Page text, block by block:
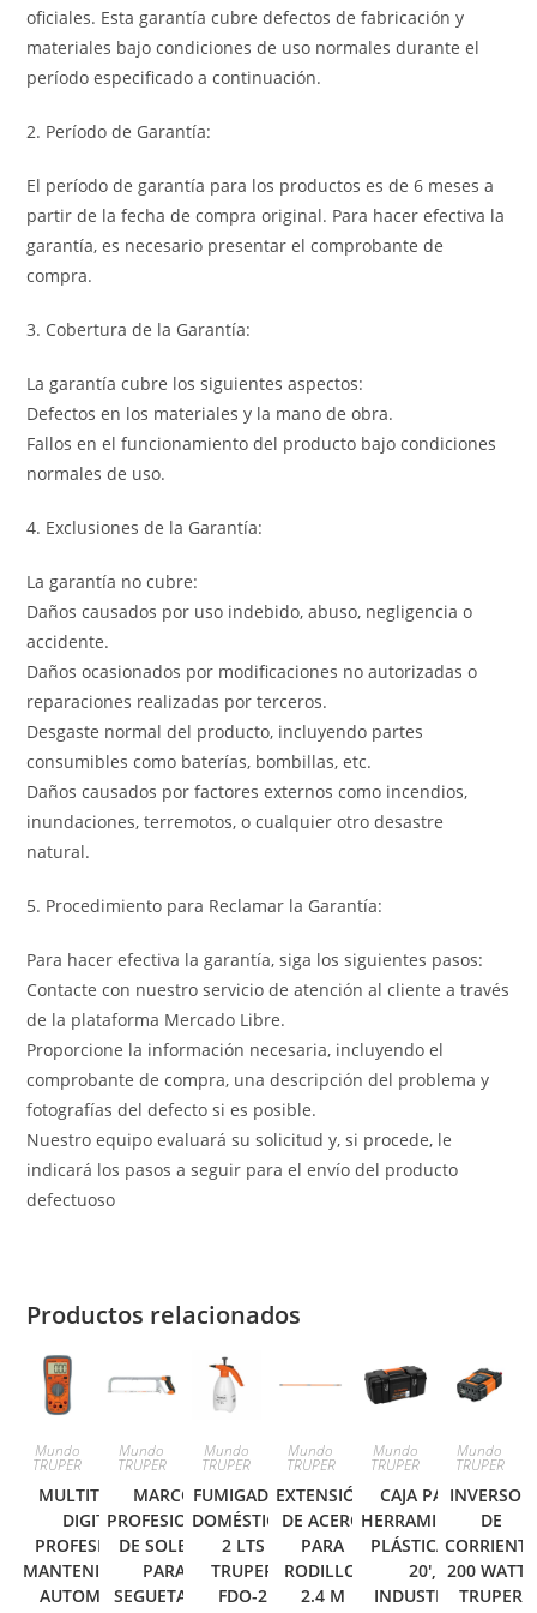
oficiales. Esta garantía cubre defectos de fabricación y
materiales bajo condiciones de uso normales durante el
período especificado a continuación.
2. Período de Garantía:
El período de garantía para los productos es de 6 meses a
partir de la fecha de compra original. Para hacer efectiva la
garantía, es necesario presentar el comprobante de
compra.
3. Cobertura de la Garantía:
La garantía cubre los siguientes aspectos:
Defectos en los materiales y la mano de obra.
Fallos en el funcionamiento del producto bajo condiciones
normales de uso.
4. Exclusiones de la Garantía:
La garantía no cubre:
Daños causados por uso indebido, abuso, negligencia o
accidente.
Daños ocasionados por modificaciones no autorizadas o
reparaciones realizadas por terceros.
Desgaste normal del producto, incluyendo partes
consumibles como baterías, bombillas, etc.
Daños causados por factores externos como incendios,
inundaciones, terremotos, o cualquier otro desastre
natural.
5. Procedimiento para Reclamar la Garantía:
Para hacer efectiva la garantía, siga los siguientes pasos:
Contacte con nuestro servicio de atención al cliente a través
de la plataforma Mercado Libre.
Proporcione la información necesaria, incluyendo el
comprobante de compra, una descripción del problema y
fotografías del defecto si es posible.
Nuestro equipo evaluará su solicitud y, si procede, le
indicará los pasos a seguir para el envío del producto
defectuoso
Productos relacionados
Mundo
TRUPER
MULTITESTER
DIGITAL
PROFESIONAL,
MANTENIMIENTO
AUTOMOTRIZ
Mundo
TRUPER
MARCO
PROFESIONAL
DE SOLERA
PARA
SEGUETA 12′
Mundo
TRUPER
FUMIGADOR
DOMÉSTICO,
2 LTS
TRUPER
FDO-2
Mundo
TRUPER
EXTENSIÓN
DE ACERO
PARA
RODILLO,
2.4 M
Mundo
TRUPER
CAJA PARA
HERRAMIENTA,
PLÁSTICA DE
20′,
INDUSTRIAL
Mundo
TRUPER
INVERSOR
DE
CORRIENTE
200 WATTS
TRUPER